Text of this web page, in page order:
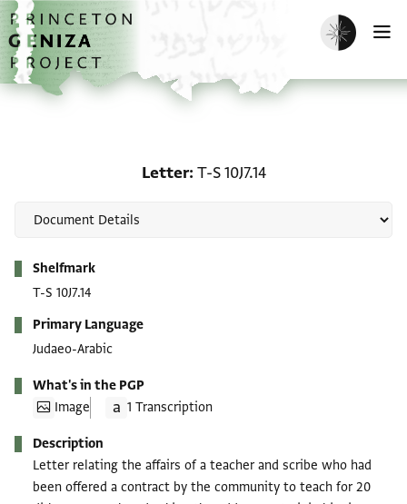
Skip to main content
home
Enable dark
Letter T-S 10J7.14
Shelfmark
T-S 10J7.14
Primary Language
Judaeo-Arabic
What's in the PGP
Image
1 Transcription
Description
Letter relating the affairs of a teacher and scribe who had
been offered a contract by the community to teach for 20